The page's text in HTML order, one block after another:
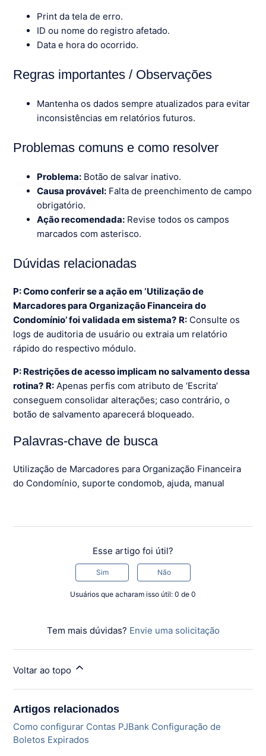
Print da tela de erro.
ID ou nome do registro afetado.
Data e hora do ocorrido.
Regras importantes / Observações
Mantenha os dados sempre atualizados para evitar
inconsistências em relatórios futuros.
Problemas comuns e como resolver
Problema: Botão de salvar inativo.
Causa provável: Falta de preenchimento de campo
obrigatório.
Ação recomendada: Revise todos os campos
marcados com asterisco.
Dúvidas relacionadas
P: Como conferir se a ação em ‘Utilização de
Marcadores para Organização Financeira do
Condomínio’ foi validada em sistema? R: Consulte os
logs de auditoria de usuário ou extraia um relatório
rápido do respectivo módulo.
P: Restrições de acesso implicam no salvamento dessa
rotina? R: Apenas perfis com atributo de ‘Escrita’
conseguem consolidar alterações; caso contrário, o
botão de salvamento aparecerá bloqueado.
Palavras-chave de busca
Utilização de Marcadores para Organização Financeira
do Condomínio, suporte condomob, ajuda, manual
Esse artigo foi útil?
Sim Não
Usuários que acharam isso útil: 0 de 0
Tem mais dúvidas? Envie uma solicitação
Voltar ao topo
Artigos relacionados
Como configurar Contas PJBank Configuração de
Boletos Expirados